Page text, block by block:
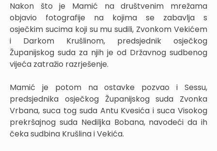
Nakon što je Mamić na društvenim mrežama
objavio fotografije na kojima se zabavlja s
osječkim sucima koji su mu sudili, Zvonkom Vekićem
i Darkom Krušlinom, predsjednik osječkog
Županijskog suda za njih je od Državnog sudbenog
vijeća zatražio razrješenje.
Mamić je potom na ostavke pozvao i Sessu,
predsjednika osječkog Županijskog suda Zvonka
Vrbana, suca tog suda Antu Kvesića i suca Visokog
prekršajnog suda Nediljka Bobana, navodeći da ih
čeka sudbina Krušlina i Vekića.